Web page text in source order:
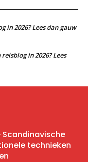
in 2026? Lees dan gauw
in 2026? Lees
Scandinavische
technieken